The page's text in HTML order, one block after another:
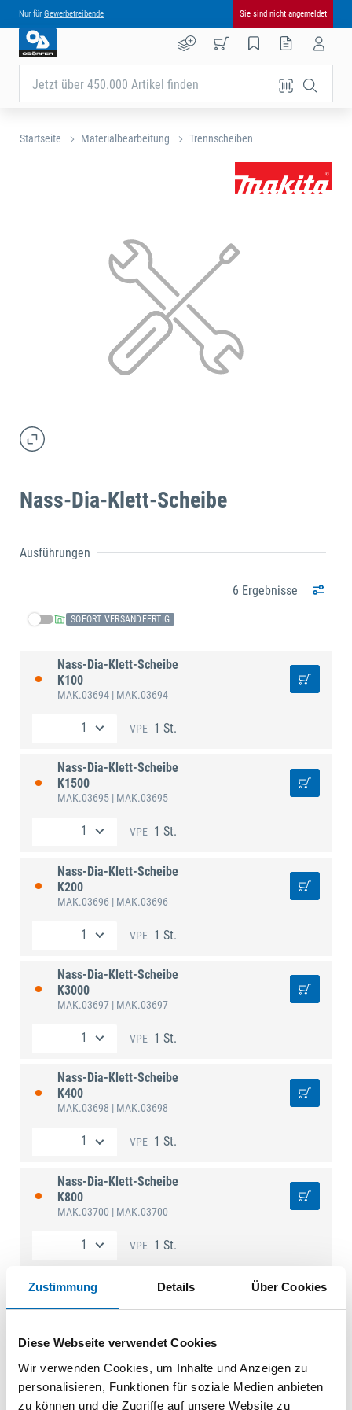
Zustimmung Details Über Cookies
Diese Webseite verwendet Cookies
Wir verwenden Cookies, um Inhalte und Anzeigen zu
personalisieren, Funktionen für soziale Medien anbieten
zu können und die Zugriffe auf unsere Website zu
Nur für Gewerbetreibende Sie sind nicht angemeldet
Jetzt über 450.000 Artikel finden
Startseite Materialbearbeitung Trennscheiben
Nass-Dia-Klett-Scheibe
Ausführungen
6 Ergebnisse
SOFORT VERSANDFERTIG
Nass-Dia-Klett-Scheibe
K100
MAK.03694 | MAK.03694
VPE 1 St.
Nass-Dia-Klett-Scheibe
K1500
MAK.03695 | MAK.03695
VPE 1 St.
Nass-Dia-Klett-Scheibe
K200
MAK.03696 | MAK.03696
VPE 1 St.
Nass-Dia-Klett-Scheibe
K3000
MAK.03697 | MAK.03697
VPE 1 St.
Nass-Dia-Klett-Scheibe
K400
MAK.03698 | MAK.03698
VPE 1 St.
Nass-Dia-Klett-Scheibe
K800
MAK.03700 | MAK.03700
VPE 1 St.